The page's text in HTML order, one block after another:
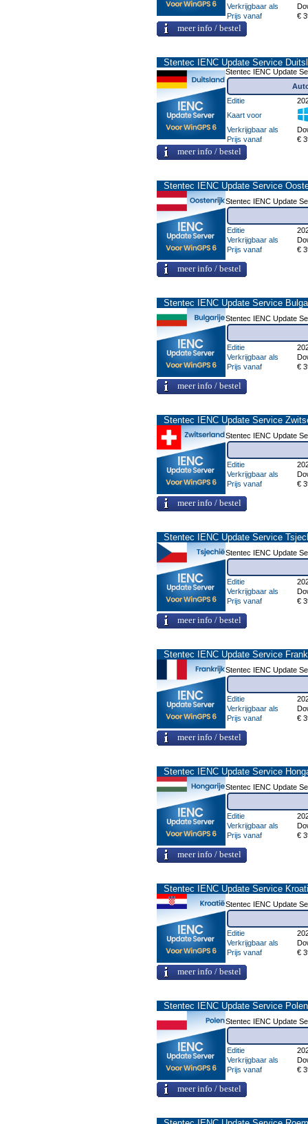
Verkrijgbaar als
Prijs vanaf
€
meer info / bestel
Stentec IENC Update Service
Stentec IENC Update
Editie
Kaart voor
Verkrijgbaar als
Prijs vanaf
€
meer info / bestel
Stentec IENC Update Service
Stentec IENC Update
Editie
Verkrijgbaar als
Prijs vanaf
€
meer info / bestel
Stentec IENC Update Service
Stentec IENC Update
Editie
Verkrijgbaar als
Prijs vanaf
€
meer info / bestel
Stentec IENC Update Service
Stentec IENC Update
Editie
Verkrijgbaar als
Prijs vanaf
€
meer info / bestel
Stentec IENC Update Service
Stentec IENC Update
Editie
Verkrijgbaar als
Prijs vanaf
€
meer info / bestel
Stentec IENC Update Service
Stentec IENC Update
Editie
Verkrijgbaar als
Prijs vanaf
€
meer info / bestel
Stentec IENC Update Service
Stentec IENC Update
Editie
Verkrijgbaar als
Prijs vanaf
€
meer info / bestel
Stentec IENC Update Service
Stentec IENC Update
Editie
Verkrijgbaar als
Prijs vanaf
€
meer info / bestel
Stentec IENC Update Service Polen
Stentec IENC Update
Editie
Verkrijgbaar als
Prijs vanaf
€
meer info / bestel